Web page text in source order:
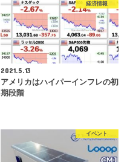
経済情報
2021.5.13
アメリカはハイパーインフレの初
期段階
イベント